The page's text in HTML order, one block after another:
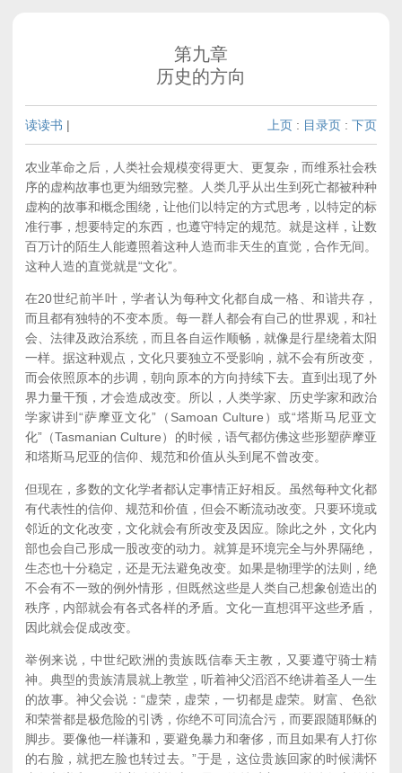
第九章
历史的方向
读读书 | 上页 : 目录页 : 下页
农业革命之后，人类社会规模变得更大、更复杂，而维系社会秩
序的虚构故事也更为细致完整。人类几乎从出生到死亡都被种种
虚构的故事和概念围绕，让他们以特定的方式思考，以特定的标
准行事，想要特定的东西，也遵守特定的规范。就是这样，让数
百万计的陌生人能遵照着这种人造而非天生的直觉，合作无间。
这种人造的直觉就是“文化”。
在20世纪前半叶，学者认为每种文化都自成一格、和谐共存，
而且都有独特的不变本质。每一群人都会有自己的世界观，和社
会、法律及政治系统，而且各自运作顺畅，就像是行星绕着太阳
一样。据这种观点，文化只要独立不受影响，就不会有所改变，
而会依照原本的步调，朝向原本的方向持续下去。直到出现了外
界力量干预，才会造成改变。所以，人类学家、历史学家和政治
学家讲到“萨摩亚文化”（Samoan Culture）或“塔斯马尼亚文
化”（Tasmanian Culture）的时候，语气都仿佛这些形塑萨摩亚
和塔斯马尼亚的信仰、规范和价值从头到尾不曾改变。
但现在，多数的文化学者都认定事情正好相反。虽然每种文化都
有代表性的信仰、规范和价值，但会不断流动改变。只要环境或
邻近的文化改变，文化就会有所改变及因应。除此之外，文化内
部也会自己形成一股改变的动力。就算是环境完全与外界隔绝，
生态也十分稳定，还是无法避免改变。如果是物理学的法则，绝
不会有不一致的例外情形，但既然这些是人类自己想象创造出的
秩序，内部就会有各式各样的矛盾。文化一直想弭平这些矛盾，
因此就会促成改变。
举例来说，中世纪欧洲的贵族既信奉天主教，又要遵守骑士精
神。典型的贵族清晨就上教堂，听着神父滔滔不绝讲着圣人一生
的故事。神父会说：“虚荣，虚荣，一切都是虚荣。财富、色欲
和荣誉都是极危险的引诱，你绝不可同流合污，而要跟随耶稣的
脚步。要像他一样谦和，要避免暴力和奢侈，而且如果有人打你
的右脸，就把左脸也转过去。”于是，这位贵族回家的时候满怀